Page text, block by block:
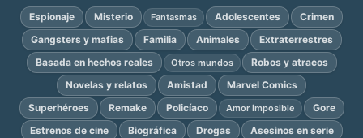
Espionaje Misterio Fantasmas Adolescentes
Crimen
Gangsters y mafias
Familia Animales
Extraterrestres
Basada en hechos reales
Otros mundos
Robos y atracos
Novelas y relatos
Amistad
Marvel Comics
Superhéroes
Remake Policíaco Amor imposible
Gore
Estrenos de cine
Biográfica Drogas
Asesinos en serie